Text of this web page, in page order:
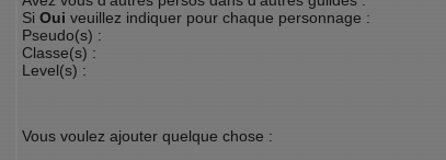
Si Oui veuillez indiquer pour chaque personnage :
Pseudo(s) :
Classe(s) :
Level(s) :
Vous voulez ajouter quelque chose :